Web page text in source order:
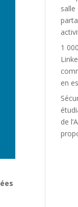
1
en
de